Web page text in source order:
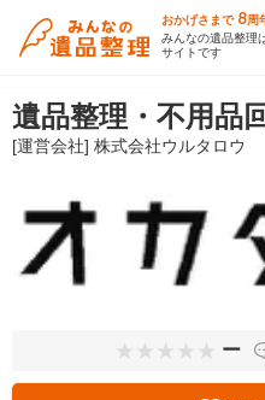
おかげさまで 8周
みんなの遺品整理
サイトです
遺品整理・不用品
[運営会社] 株式会社ウルタロウ
ー